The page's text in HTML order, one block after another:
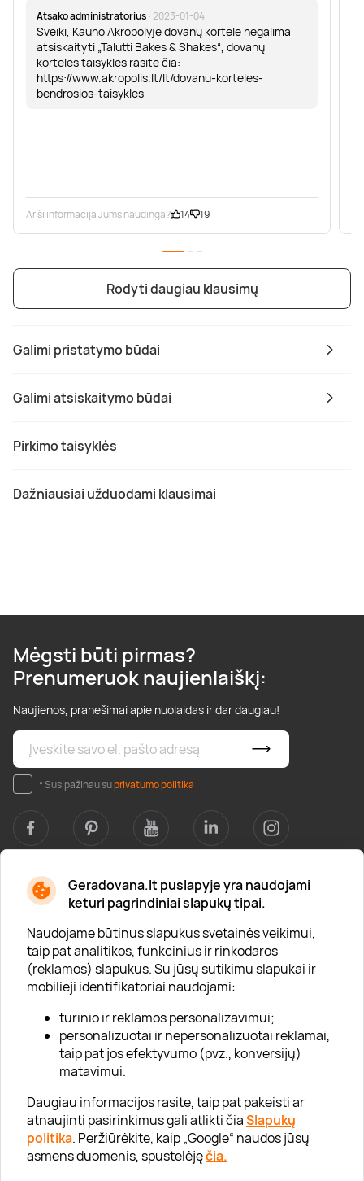
Geradovana.lt puslapyje yra naudojami
keturi pagrindiniai slapukų tipai.
Naudojame būtinus slapukus svetainės veikimui,
taip pat analitikos, funkcinius ir rinkodaros
(reklamos) slapukus. Su jūsų sutikimu slapukai ir
mobilieji identifikatoriai naudojami:
turinio ir reklamos personalizavimui;
personalizuotai ir nepersonalizuotai reklamai,
taip pat jos efektyvumo (pvz., konversijų)
matavimui.
Daugiau informacijos rasite, taip pat pakeisti ar
atnaujinti pasirinkimus gali atlikti čiaSlapukų
politika. Peržiūrėkite, kaip „Google“ naudos jūsų
asmens duomenis, spustelėjęčia.
Galimi pristatymo būdai
Galimi atsiskaitymo būdai
Pirkimo taisyklės
Dažniausiai užduodami klausimai
Atsako administratorius · 2023-01-04
Sveiki, Kauno Akropolyje dovanų kortele negalima
atsiskaityti „Talutti Bakes & Shakes“, dovanų
kortelės taisykles rasite čia:
https://www.akropolis.lt/lt/dovanu-korteles-
bendrosios-taisykles
Ar ši informacija Jums naudinga? 14 19
Rodyti daugiau klausimų
Mėgsti būti pirmas?
Prenumeruok naujienlaiškį:
Naujienos, pranešimai apie nuolaidas ir dar daugiau!
* Susipažinau suprivatumo politika
Apie mus
Apie „Gera Dovana“
Lojalumo klubas
Karjera
Visi partneriai
Kontaktai
Tinklaraštis
Informacija